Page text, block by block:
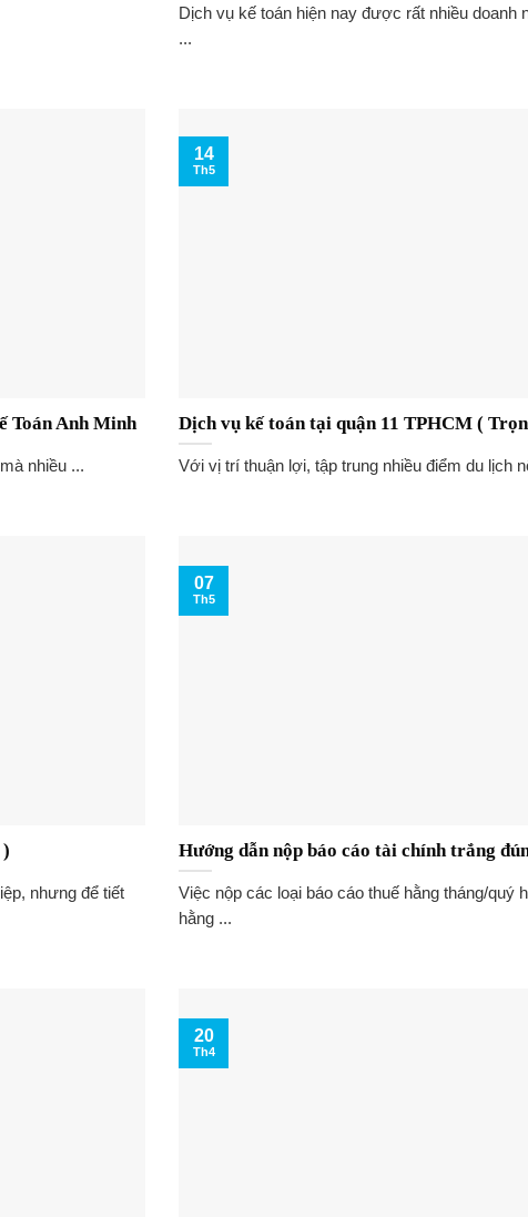
Dịch vụ kế toán hiện nay được rất nhiều doanh
...
Toán Anh Minh
nhiều ...
Dịch vụ kế toán tại quận 11 TPHCM (
Với vị trí thuận lợi, tập trung nhiều điểm du lịch
14
Th5
nhưng để tiết
Hướng dẫn nộp báo cáo tài chính trắng
Việc nộp các loại báo cáo thuế hằng tháng/quý
hằng ...
07
Th5
20
Th4